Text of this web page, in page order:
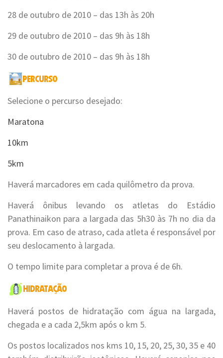
28 de outubro de 2010 – das 13h às 20h
29 de outubro de 2010 – das 9h às 18h
30 de outubro de 2010 – das 9h às 18h
Selecione o percurso desejado:
Maratona
10km
5km
Haverá marcadores em cada quilômetro da prova.
Haverá ônibus levando os atletas do Estádio
Panathinaikon para a largada das 5h30 às 7h no dia da
prova. Em caso de atraso, cada atleta é responsável por
seu deslocamento à largada.
O tempo limite para completar a prova é de 6h.
Haverá postos de hidratação com água na largada,
chegada e a cada 2,5km após o km 5.
Os postos localizados nos kms 10, 15, 20, 25, 30, 35 e 40